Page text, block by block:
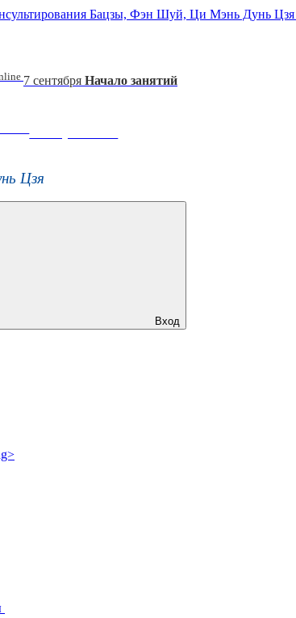
Бацзы, Фэн Шуй, Ци Мэнь Дунь
7 сентября Начало занятий
16 августа 11:00
Цзя
Вход